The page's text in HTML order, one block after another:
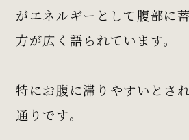
がエネルギーとして腹部に
方が広く語られています。
特にお腹に滞りやすいとさ
通りです。